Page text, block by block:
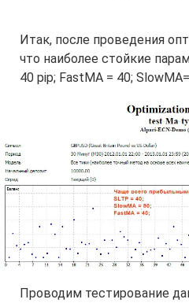
Итак, после проведения
что наиболее стойкие
40 pip; FastMA = 40;
Проводим тестирование